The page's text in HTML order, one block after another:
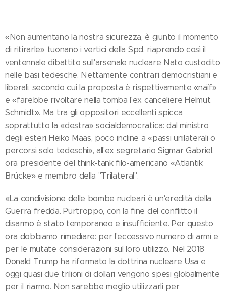
«Non aumentano la nostra sicurezza, è giunto il momento
di ritirarle» tuonano i vertici della Spd, riaprendo così il
ventennale dibattito sull'arsenale nucleare Nato custodito
nelle basi tedesche. Nettamente contrari democristiani e
liberali, secondo cui la proposta è rispettivamente «naïf»
e «farebbe rivoltare nella tomba l'ex canceliere Helmut
Schmidt». Ma tra gli oppositori eccellenti spicca
soprattutto la «destra» socialdemocratica: dal ministro
degli esteri Heiko Maas, poco incline a «passi unilaterali o
percorsi solo tedeschi», all'ex segretario Sigmar Gabriel,
ora presidente del think-tank filo-americano «Atlantik
Brücke» e membro della "Trilateral".
«La condivisione delle bombe nucleari è un'eredità della
Guerra fredda. Purtroppo, con la fine del conflitto il
disarmo è stato temporaneo e insufficiente. Per questo
ora dobbiamo rimediare: per l'eccessivo numero di armi e
per le mutate considerazioni sul loro utilizzo. Nel 2018
Donald Trump ha riformato la dottrina nucleare Usa e
oggi quasi due trilioni di dollari vengono spesi globalmente
per il riarmo. Non sarebbe meglio utilizzarli per